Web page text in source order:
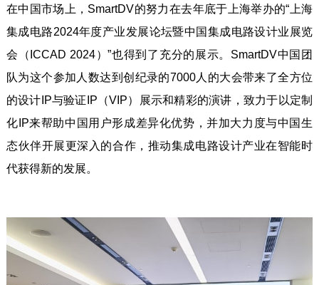
在中国市场上，SmartDV的努力在去年底于上海举办的“上海
集成电路2024年度产业发展论坛暨中国集成电路设计业展览
会（ICCAD 2024）”也得到了充分的展示。SmartDV中国团
队为这个参加人数达到创纪录的7000人的大会带来了全方位
的设计IP与验证IP（VIP）展示和精彩的演讲，致力于以定制
化IP来帮助中国用户形成差异化优势，并加大力度与中国生
态伙伴开展更深入的合作，推动集成电路设计产业在智能时
代获得新的发展。